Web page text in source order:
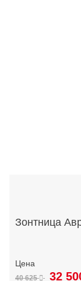
Зонтница
40 625 32